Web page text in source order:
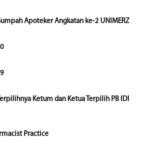
Apoteker Angkatan ke-2 UNIMERZ
Ketum dan Ketua Terpilih PB IDI
Practice